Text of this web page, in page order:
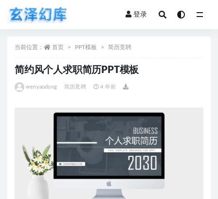
登录
当前位置： 首页 PPT模板 简历竞聘
简约风个人求职简历PPT模板
wenyaodong 简历竞聘 4 年前